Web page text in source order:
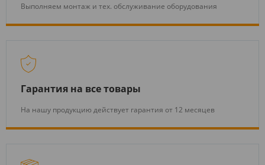
Выполняем монтаж и тех. обслуживание оборудования
Гарантия на все товары
На нашу продукцию действует гарантия от 12 месяцев